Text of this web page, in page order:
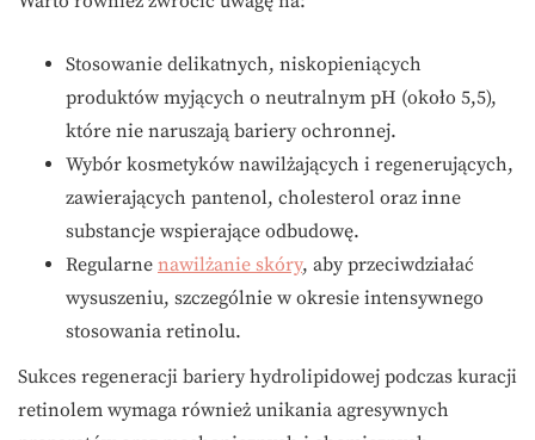
Stosowanie delikatnych, niskopieniących
produktów myjących o neutralnym pH (około 5,5),
które nie naruszają bariery ochronnej.
Wybór kosmetyków nawilżających i regenerujących,
zawierających pantenol, cholesterol oraz inne
substancje wspierające odbudowę.
Regularne nawilżanie skóry, aby przeciwdziałać
wysuszeniu, szczególnie w okresie intensywnego
stosowania retinolu.
Sukces regeneracji bariery hydrolipidowej podczas kuracji
retinolem wymaga również unikania agresywnych